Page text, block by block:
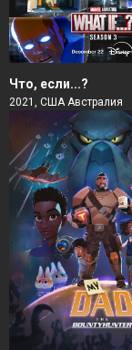
Что, если...?
2021, США Австралия